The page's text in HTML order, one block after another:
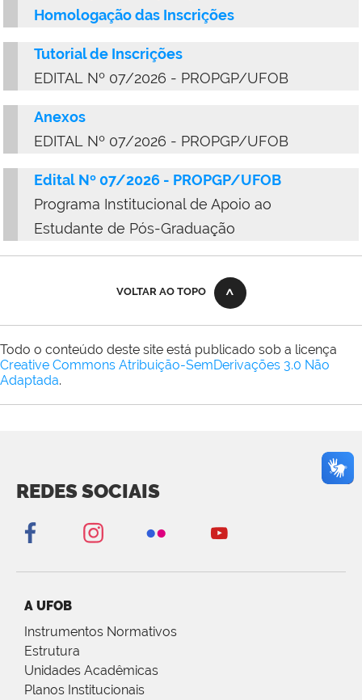
Homologação das Inscrições
Tutorial de Inscrições
EDITAL Nº 07/2026 - PROPGP/UFOB
Anexos
EDITAL Nº 07/2026 - PROPGP/UFOB
Edital Nº 07/2026 - PROPGP/UFOB
Programa Institucional de Apoio ao
Estudante de Pós-Graduação
VOLTAR AO TOPO
Todo o conteúdo deste site está publicado sob a licença
Creative Commons Atribuição-SemDerivações 3.0 Não
Adaptada.
REDES SOCIAIS
A UFOB
Instrumentos Normativos
Estrutura
Unidades Acadêmicas
Planos Institucionais